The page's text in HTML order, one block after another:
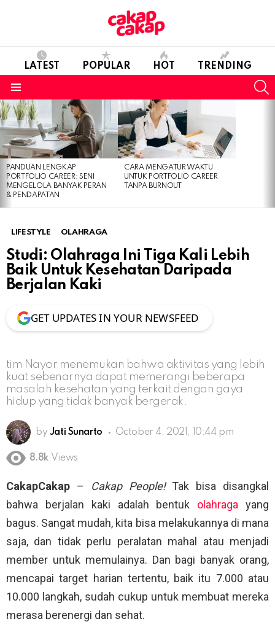
LATEST POPULAR HOT TRENDING
LATEST
STORIES
PANDUAN LENGKAP
PORTFOLIO CAREER: SENI
MENGELOLA BANYAK PERAN
& PENDAPATAN
CARA MENGATUR WAKTU
UNTUK PORTFOLIO CAREER
TANPA BURNOUT
LIFESTYLE OLAHRAGA
Studi: Olahraga Ini Tiga Kali Lebih
Baik Untuk Kesehatan Daripada
Berjalan Kaki
GET UPDATES IN YOUR NEWSFEED
tim Nayor menemukan bahwa aktivitas yang lebih
kuat sebenarnya dapat memerangi beberapa
masalah kesehatan yang terkait dengan gaya
hidup yang tidak banyak bergerak.
by Jati Sunarto October 4, 2021, 10:44 pm
8.8k Views
CakapCakap – Cakap People!Tak bisa disangkal
bahwa berjalan kaki adalah bentuk olahraga yang
bagus. Sangat mudah, kita bisa melakukannya di mana
saja, dan tidak perlu peralatan mahal atau menjadi
member untuk memulainya. Dan bagi banyak orang,
mencapai target harian tertentu, baik itu 7.000 atau
10.000 langkah, sudah cukup untuk membuat mereka
merasa berenergi dan sehat.